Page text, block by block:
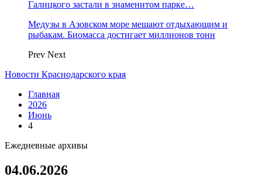
Галицкого застали в знаменитом парке…
Медузы в Азовском море мешают отдыхающим и
рыбакам. Биомасса достигает миллионов тонн
Prev Next
Новости Краснодарского края
Главная
2026
Июнь
4
Ежедневные архивы
04.06.2026